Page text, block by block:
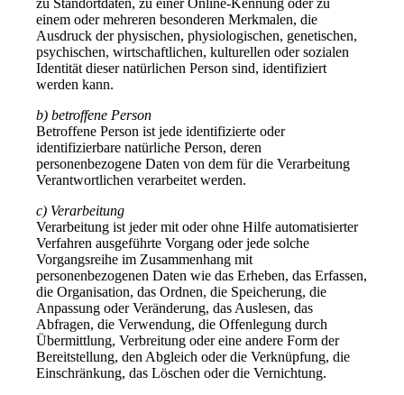
zu Standortdaten, zu einer Online-Kennung oder zu
einem oder mehreren besonderen Merkmalen, die
Ausdruck der physischen, physiologischen, genetischen,
psychischen, wirtschaftlichen, kulturellen oder sozialen
Identität dieser natürlichen Person sind, identifiziert
werden kann.
b) betroffene Person
Betroffene Person ist jede identifizierte oder
identifizierbare natürliche Person, deren
personenbezogene Daten von dem für die Verarbeitung
Verantwortlichen verarbeitet werden.
c) Verarbeitung
Verarbeitung ist jeder mit oder ohne Hilfe automatisierter
Verfahren ausgeführte Vorgang oder jede solche
Vorgangsreihe im Zusammenhang mit
personenbezogenen Daten wie das Erheben, das Erfassen,
die Organisation, das Ordnen, die Speicherung, die
Anpassung oder Veränderung, das Auslesen, das
Abfragen, die Verwendung, die Offenlegung durch
Übermittlung, Verbreitung oder eine andere Form der
Bereitstellung, den Abgleich oder die Verknüpfung, die
Einschränkung, das Löschen oder die Vernichtung.